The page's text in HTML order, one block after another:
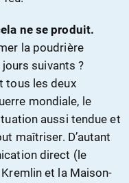
ne se produit.
la poudrière
jours suivants ?
tous les deux
mondiale, le
aussi tendue et
maîtriser. D’autant
direct (le
et la Maison-